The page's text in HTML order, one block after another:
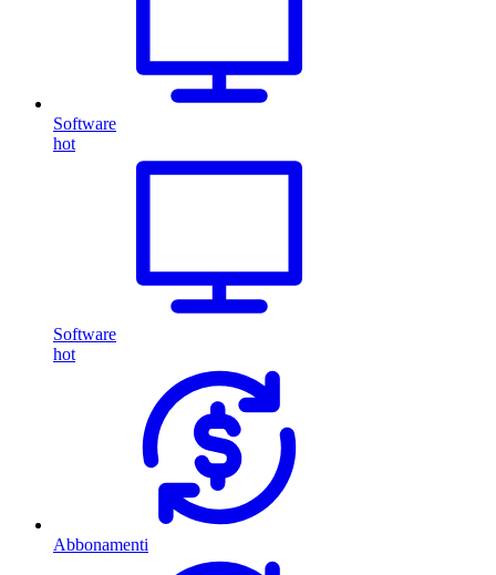
Software
hot
Software
hot
Abbonamenti